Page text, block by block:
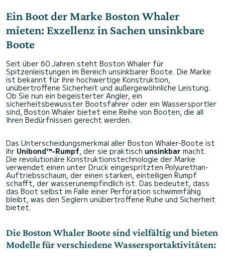
Ein Boot der Marke Boston Whaler
mieten: Exzellenz in Sachen unsinkbare
Boote
Seit über 60 Jahren steht Boston Whaler für
Spitzenleistungen im Bereich unsinkbarer Boote. Die Marke
ist bekannt für ihre hochwertige Konstruktion,
unübertroffene Sicherheit und außergewöhnliche Leistung.
Ob Sie nun ein begeisterter Angler, ein
sicherheitsbewusster Bootsfahrer oder ein Wassersportler
sind, Boston Whaler bietet eine Reihe von Booten, die all
Ihren Bedürfnissen gerecht werden.
Das Unterscheidungsmerkmal aller Boston Whaler-Boote ist
ihr Unibond™-Rumpf, der sie praktisch unsinkbar macht.
Die revolutionäre Konstruktionstechnologie der Marke
verwendet einen unter Druck eingespritzten Polyurethan-
Auftriebsschaum, der einen starken, einteiligen Rumpf
schafft, der wasserunempfindlich ist. Das bedeutet, dass
das Boot selbst im Falle einer Perforation schwimmfähig
bleibt, was den Seglern unübertroffene Ruhe und Sicherheit
bietet.
Die Boston Whaler Boote sind vielfältig und bieten
Modelle für verschiedene Wassersportaktivitäten: